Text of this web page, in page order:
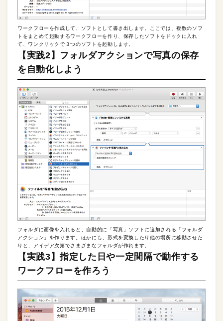
ワークフローを作成して、ソフトとして書き出します。ここでは、複数のソフ
トをまとめて起動するワークフローを作り、保存したソフトをドックに入れ
て、ワンクリックで３つのソフトを起動します。
【実践2】フォルダアクションで写真の保存
を自動化しよう
フォルダに画像を入れると、自動的に「写真」ソフトに追加される「フォルダ
アクション」を作ります。ほかにも、形式を変換したり他の場所に移動させた
りと、アイデア次第でさまざまなフォルダが作れます。
【実践3】指定した日や一定間隔で動作する
ワークフローを作ろう